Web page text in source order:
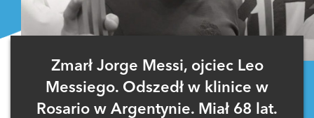
Zmarł Jorge Messi, ojciec Leo
Messiego. Odszedł w klinice w
Rosario w Argentynie. Miał 68 lat.